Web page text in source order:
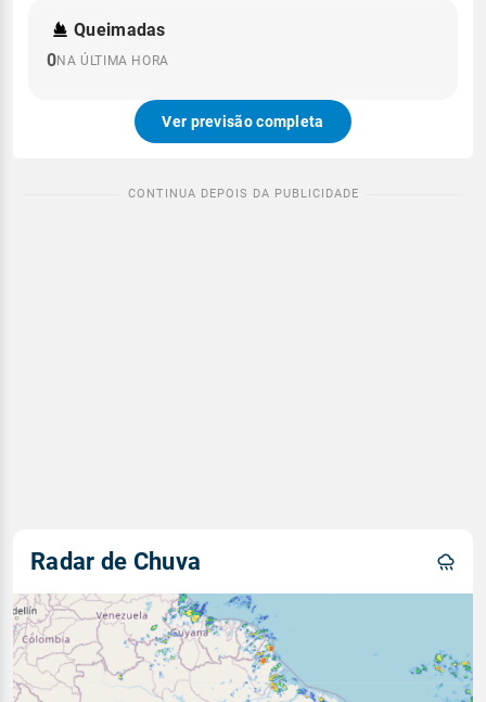
Queimadas
0NA ÚLTIMA HORA
Ver previsão completa
Radar de Chuva